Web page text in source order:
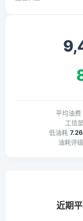
平均油费
工信
低油耗 7.26
油耗评